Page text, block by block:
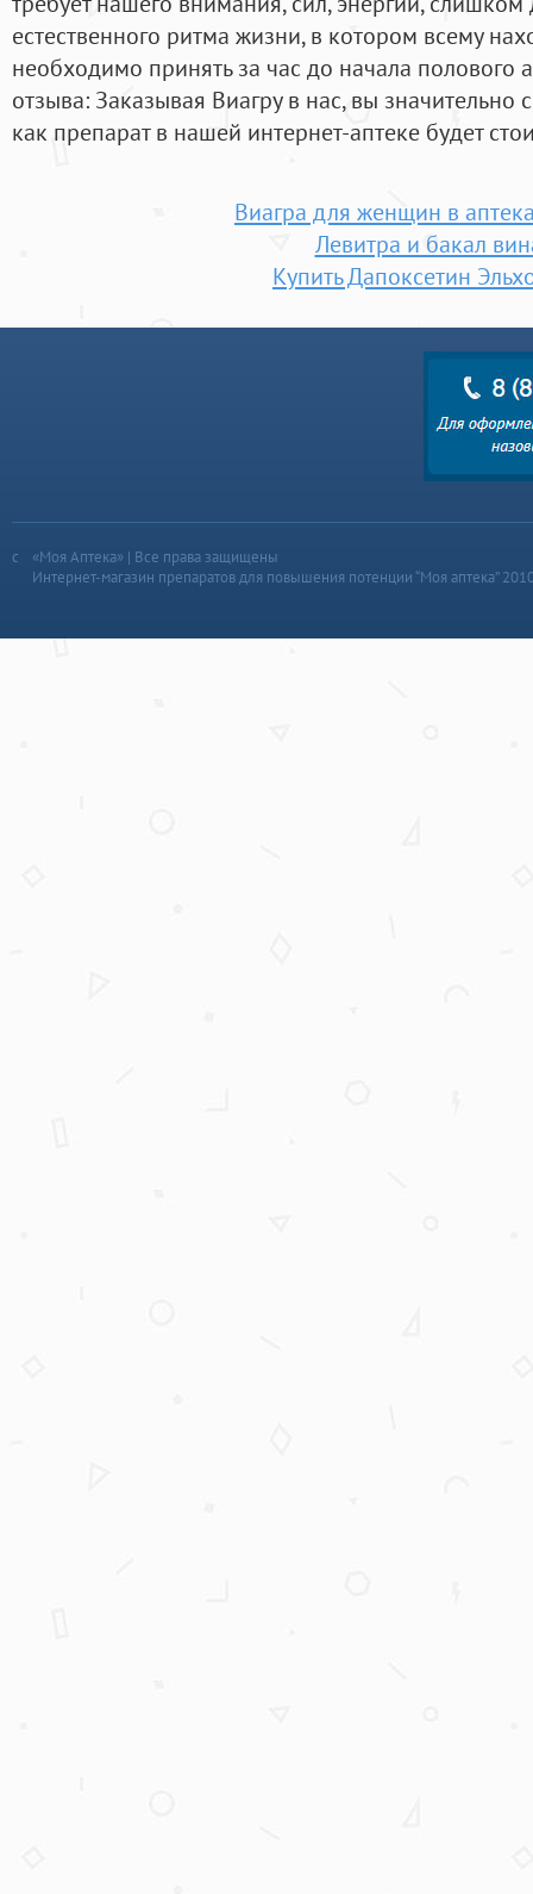
естественного ритма жизни, в котором всему
необходимо принять за час до начала полового
отзыва: Заказывая Виагру в нас, вы значительно
как препарат в нашей интернет-аптеке будет
Виагра для женщин в
Левитра и бакал
Купить Дапоксетин
«Моя Аптека» | Все права защищены
Интернет-магазин препаратов для повышения потенции “Моя аптека”